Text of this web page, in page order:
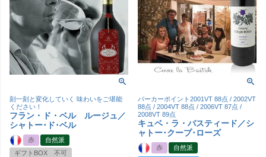
刻一刻と変化していく 味わいをご堪能
ください！
フラン・ド・ベル ルージュ／
シャトー･ド･ベル
赤
自然派
ギフトBOX 不可
パーカーポイント2001VT 88点 / 2002VT
88点 / 2004VT 88点 / 2006VT 87点 /
2008VT 89点
キュベ・ラ・バスティード／シ
ャトー･クープ･ローズ
赤
自然派